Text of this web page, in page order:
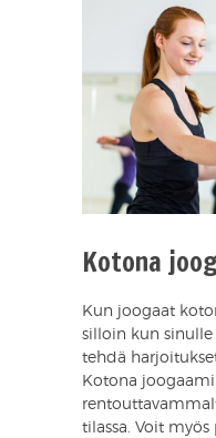
Kotona
Kun joogaat
silloin kun sinulle
tehdä
Kotona
tilassa. Voit